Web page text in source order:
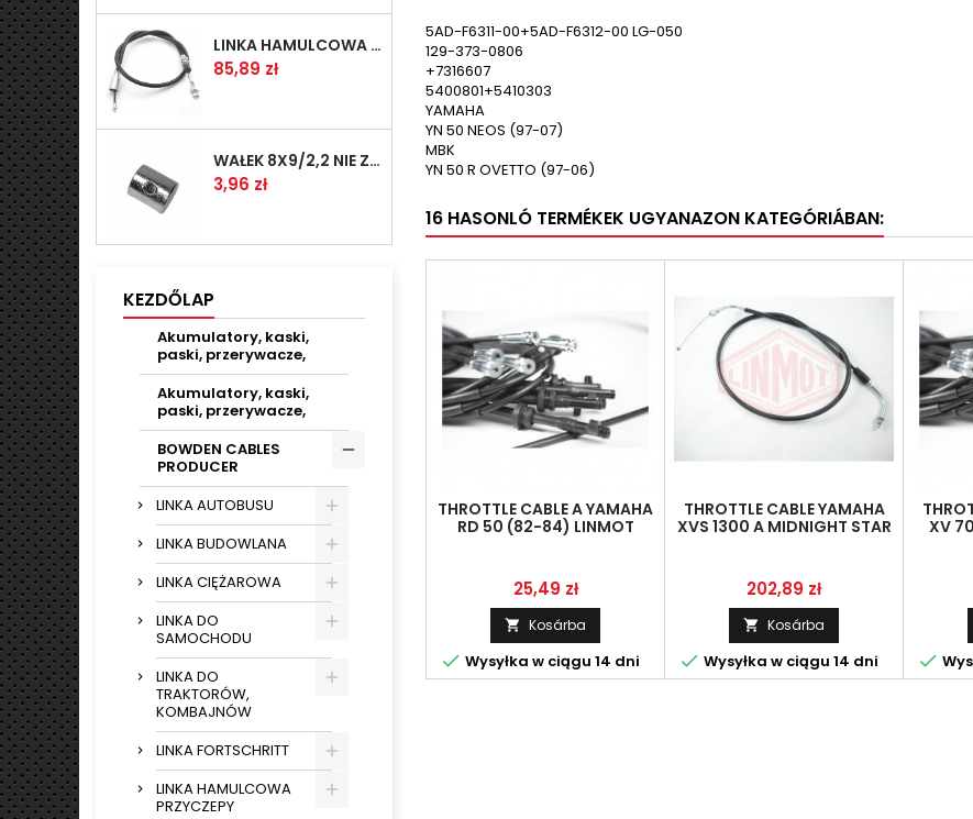
LINKA HAMULCOWA PRZYCZEPY KNOTT 1040/830 33921-1.07S
Ár
85,89 zł
WAŁEK 8X9/2,2 NIE ZAMAWIAĆ
Ár
3,96 zł
KEZDŐLAP
Akumulatory, kaski,
paski, przerywacze,
Akumulatory, kaski,
paski, przerywacze,
BOWDEN CABLES
PRODUCER
LINKA AUTOBUSU
LINKA BUDOWLANA
LINKA CIĘŻAROWA
LINKA DO
SAMOCHODU
LINKA DO
TRAKTORÓW,
KOMBAJNÓW
LINKA FORTSCHRITT
LINKA HAMULCOWA
PRZYCZEPY
5AD-F6311-00+5AD-F6312-00 LG-050
129-373-0806
+7316607
5400801+5410303
YAMAHA
YN 50 NEOS (97-07)
MBK
YN 50 R OVETTO (97-06)
16 HASONLÓ TERMÉKEK UGYANAZON KATEGÓRIÁBAN:
THROTTLE CABLE A YAMAHA
RD 50 (82-84) LINMOT
Ár
25,49 zł
 Kosárba
 Wysyłka w ciągu 14 dni
THROTTLE CABLE YAMAHA
XVS 1300 A MIDNIGHT STAR
Ár
202,89 zł
 Kosárba
 Wysyłka w ciągu 14 dni
XV
